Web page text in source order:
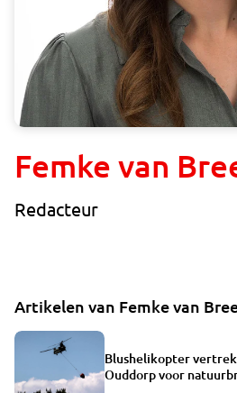
Femke van
Redacteur
Artikelen van Femke van
Blushelikopter
Ouddorp voor